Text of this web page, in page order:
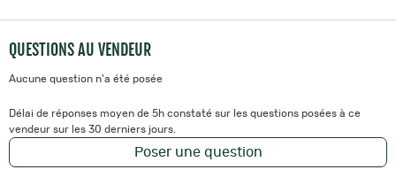
QUESTIONS AU VENDEUR
Aucune question n'a été posée
Délai de réponses moyen de 5h constaté sur les questions posées à ce
vendeur sur les 30 derniers jours.
Poser une question